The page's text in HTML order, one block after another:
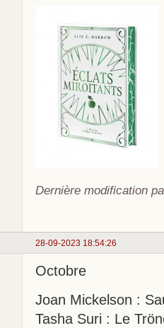
Dernière modification
28-09-2023 18:54:26
Octobre
Joan Mickelson :
Tasha Suri : Le